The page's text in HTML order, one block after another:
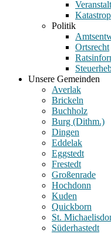
Politik
Ortsrecht
Unsere Gemeinden
Averlak
Brickeln
Buchholz
Burg (Dithm.)
Dingen
Eddelak
Eggstedt
Frestedt
Großenrade
Hochdonn
Kuden
Quickborn
St.
Süderhastedt